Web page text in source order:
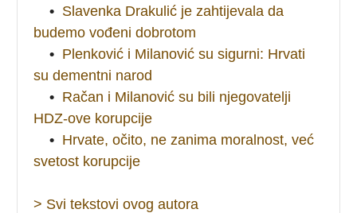
• Slavenka Drakulić je zahtijevala da
budemo vođeni dobrotom
• Plenković i Milanović su sigurni: Hrvati
su dementni narod
• Račan i Milanović su bili njegovatelji
HDZ-ove korupcije
• Hrvate, očito, ne zanima moralnost, već
svetost korupcije
> Svi tekstovi ovog autora